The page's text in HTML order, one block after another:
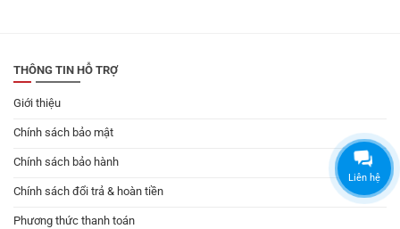
THÔNG TIN HỖ TRỢ
Giới thiệu
Chính sách bảo mật
Chính sách bảo hành
Chính sách đổi trả & hoàn tiền
Phương thức thanh toán
Liên hệ